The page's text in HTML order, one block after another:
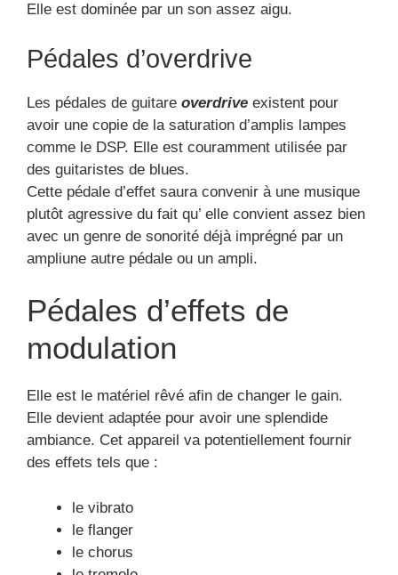
Elle est dominée par un son assez aigu.
Pédales d’overdrive
Les pédales de guitare overdrive existent pour
avoir une copie de la saturation d’amplis lampes
comme le DSP. Elle est couramment utilisée par
des guitaristes de blues.
Cette pédale d’effet saura convenir à une musique
plutôt agressive du fait qu’ elle convient assez bien
avec un genre de sonorité déjà imprégné par un
ampliune autre pédale ou un ampli.
Pédales d’effets de
modulation
Elle est le matériel rêvé afin de changer le gain.
Elle devient adaptée pour avoir une splendide
ambiance. Cet appareil va potentiellement fournir
des effets tels que :
le vibrato
le flanger
le chorus